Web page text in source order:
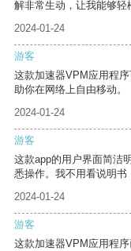
解非常生动，让我能够轻
2024-01-24
游客
这款加速器VPM应用程
助你在网络上自由移动。
2024-01-24
游客
这款app的用户界面简洁
悉操作。我不用看说明书
2024-01-24
游客
这款加速器VPM应用程